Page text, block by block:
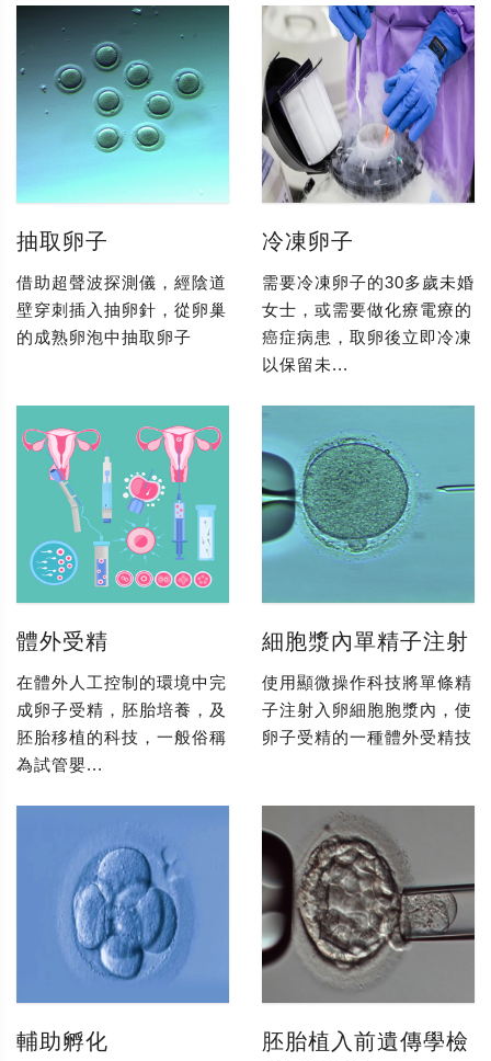
抽取卵子
借助超聲波探測儀，經陰道
壁穿刺插入抽卵針，從卵巢
的成熟卵泡中抽取卵子
冷凍卵子
需要冷凍卵子的30多歲未婚
女士，或需要做化療電療的
癌症病患，取卵後立即冷凍
以保留未...
體外受精
在體外人工控制的環境中完
成卵子受精，胚胎培養，及
胚胎移植的科技，一般俗稱
為試管嬰...
細胞漿內單精子注射
使用顯微操作科技將單條精
子注射入卵細胞胞漿內，使
卵子受精的一種體外受精技
輔助孵化
胚胎植入前遺傳學檢